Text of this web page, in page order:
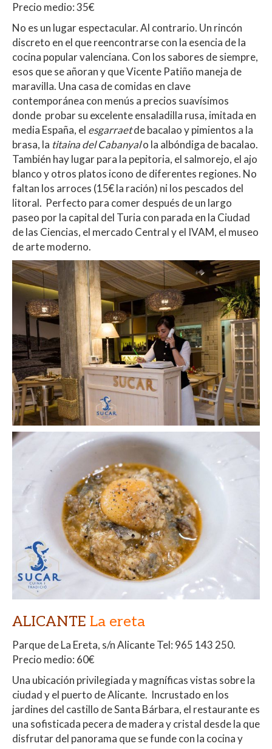
Precio medio: 35€
No es un lugar espectacular. Al contrario. Un rincón
discreto en el que reencontrarse con la esencia de la
cocina popular valenciana. Con los sabores de siempre,
esos que se añoran y que Vicente Patiño maneja de
maravilla. Una casa de comidas en clave
contemporánea con menús a precios suavísimos
donde probar su excelente ensaladilla rusa, imitada en
media España, el esgarraetde bacalao y pimientos a la
brasa, la titaina del Cabanyalo la albóndiga de bacalao.
También hay lugar para la pepitoria, el salmorejo, el ajo
blanco y otros platos icono de diferentes regiones. No
faltan los arroces (15€ la ración) ni los pescados del
litoral. Perfecto para comer después de un largo
paseo por la capital del Turia con parada en la Ciudad
de las Ciencias, el mercado Central y el IVAM, el museo
de arte moderno.
ALICANTE La ereta
Parque de La Ereta, s/nAlicanteTel: 965 143 250.
Precio medio: 60€
Una ubicación privilegiada y magníficas vistas sobre la
ciudad y el puerto de Alicante. Incrustado en los
jardines del castillo de Santa Bárbara, el restaurante es
una sofisticada pecera de madera y cristal desde la que
disfrutar del panorama que se funde con la cocina y